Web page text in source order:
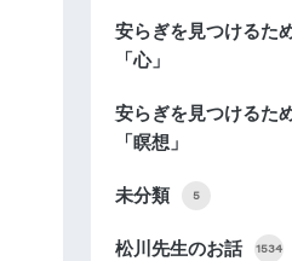
安らぎを見つけるた
「心」
安らぎを見つけるた
「瞑想」
未分類 5
松川先生のお話 1534